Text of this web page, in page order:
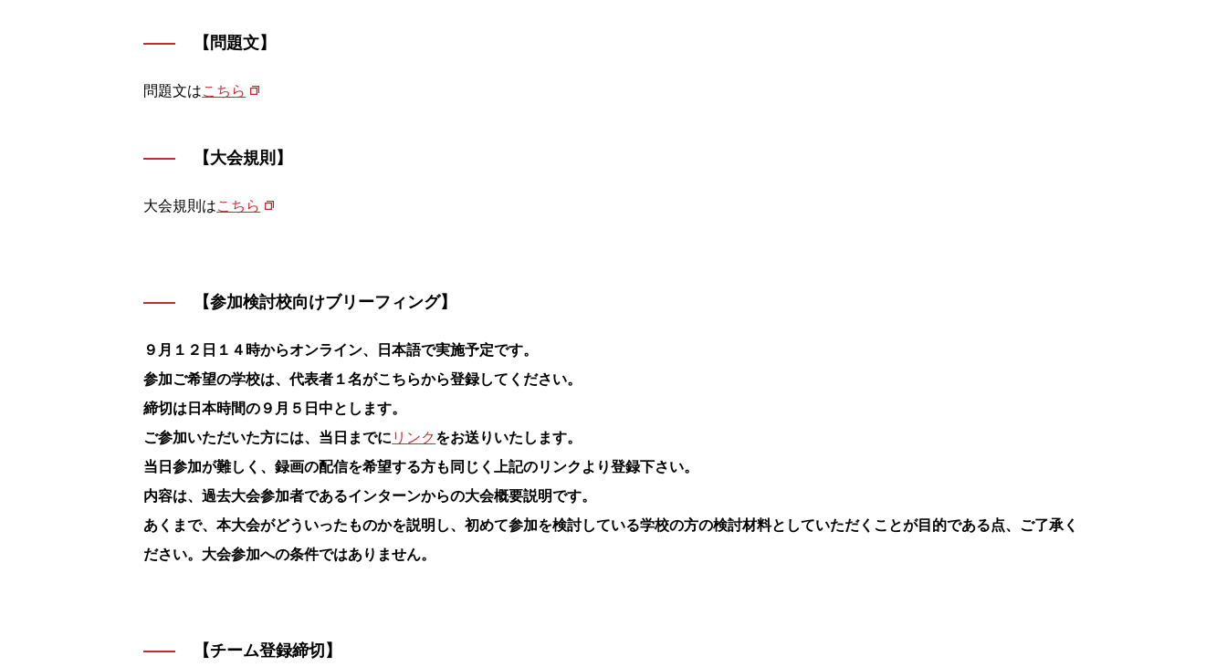
【問題文】
問題文はこちら
【大会規則】
大会規則はこちら
【参加検討校向けブリーフィング】
９月１２日１４時からオンライン、 日本語で実施予定です。
参加ご希望の学校は、代表者１名がこちらから登録してください。
締切は日本時間の９月５日中とします。
ご参加いただいた方には、当日までに リンク をお送りいたします。
当日参加が難しく、録画の配信を希望する方も同じく上記のリンクより登録下さい。
内容は、過去大会参加者であるインターンからの大会概要説明です。
あくまで、本大会がどういったものかを説明し、初めて参加を検討している学校の方の検討材料としていただくことが目的である点、ご了承く
ださい。大会参加への条件ではありません。
【チーム登録締切】